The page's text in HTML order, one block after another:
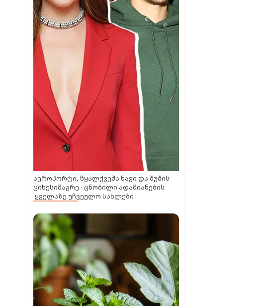
აეროპორტი, წყალქვეშა ნავი და შუშის
ციხესიმაგრე - ცნობილი ადამიანების
ყველაზე უჩვეულო სახლები